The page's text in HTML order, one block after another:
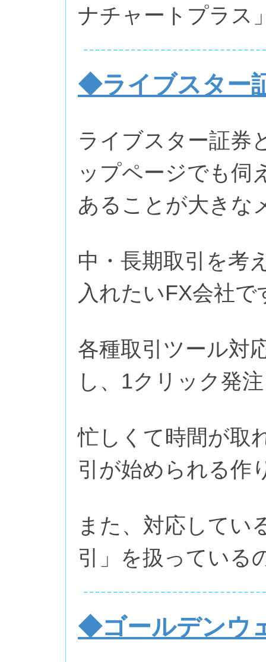
ナチャートプラス
◆ライブスター
ライブスター証券
ップページでも伺
あることが大きな
中・長期取引を考
入れたいFX会社で
各種取引ツール対
し、1クリック発
忙しくて時間が取
引が始められる作
また、対応してい
引」を扱っている
◆ゴールデンウ